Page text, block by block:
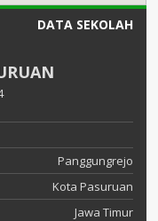
DATA SEKOLAH
Panggungrejo
Kota Pasuruan
Jawa Timur